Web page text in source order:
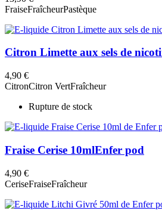
FraiseFraîcheurPastèque
Citron Limette aux sels de
4,90 €
CitronCitron VertFraîcheur
Rupture de stock
Fraise Cerise 10mlEnfer pod
4,90 €
CeriseFraiseFraîcheur